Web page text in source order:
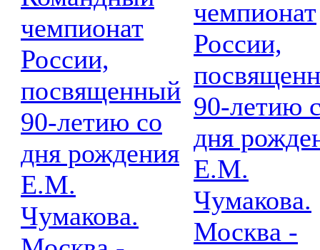
чемпионат
России,
посвященный
90-летию со
дня рождения
Е.М.
Чумакова.
чемпионат
России,
90-летию
дня
Е.М.
Чумакова.
Москва -